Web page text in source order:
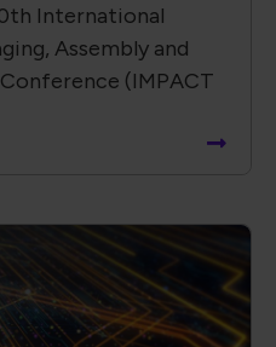
International
Assembly and
(IMPACT